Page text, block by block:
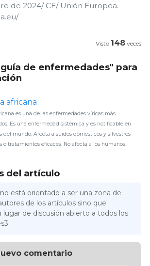
de 2024/ CE/ Unión Europea.
Visto 148 veces
de enfermedades" para
africana
es una de las enfermedades víricas más
Es una enfermedad sistémica y es notificable en
del mundo. Afecta a suidos domésticos y silvestres
o tratamientos eficaces. No afecta a los humanos.
del artículo
está orientado a ser una zona de
de los artículos sino que
lugar de discusión abierto a todos los
comentario